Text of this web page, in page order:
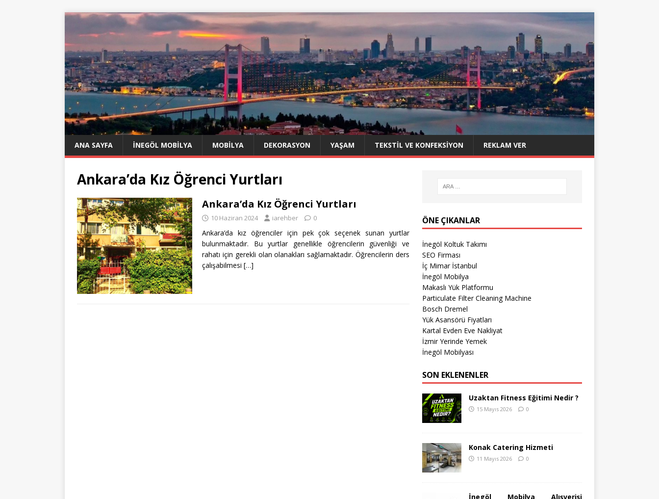
ANA SAYFA İNEGÖL MOBILYA MOBILYA DEKORASYON YAŞAM TEKSTIL VE KONFEKSIYON REKLAM VER
Ankara’da Kız Öğrenci Yurtları
Ankara’da Kız Öğrenci Yurtları
10 Haziran 2024 iarehber 0
Ankara’da kız öğrenciler için pek çok seçenek sunan yurtlar
bulunmaktadır. Bu yurtlar genellikle öğrencilerin güvenliği ve
rahatı için gerekli olan olanakları sağlamaktadır. Öğrencilerin ders
çalışabilmesi […]
ÖNE ÇIKANLAR
İnegöl Koltuk Takımı
SEO Firması
İç Mimar İstanbul
İnegöl Mobilya
Makaslı Yük Platformu
Particulate Filter Cleaning Machine
Bosch Dremel
Yük Asansörü Fiyatları
Kartal Evden Eve Nakliyat
İzmir Yerinde Yemek
İnegöl Mobilyası
SON EKLENENLER
Uzaktan Fitness Eğitimi Nedir ?
15 Mayıs 2026 0
Konak Catering Hizmeti
11 Mayıs 2026 0
İnegöl Mobilya Alışverişi